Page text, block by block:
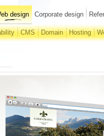
design
CMS Domain Hosting
Corporate design